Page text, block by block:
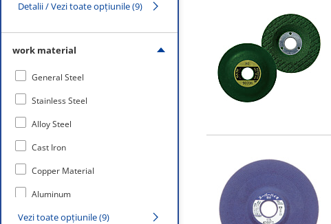
4
6
8
Detalii / Vezi toate opțiunile (9)
work material
General Steel
Stainless Steel
Alloy Steel
Cast Iron
Copper Material
Aluminum
Stone Material
Vezi toate opțiunile (9)